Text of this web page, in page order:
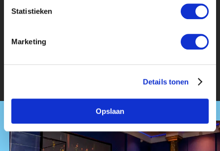
Statistieken
Marketing
Details tonen
Opslaan
FEELGOODPLATFORM VAN NEDERLAND EN
MARKETING EN COMMUNICATIE